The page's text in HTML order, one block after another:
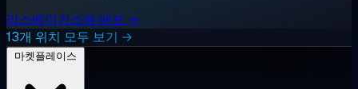
라스베이거스에 배포 →
13개 위치 모두 보기 →